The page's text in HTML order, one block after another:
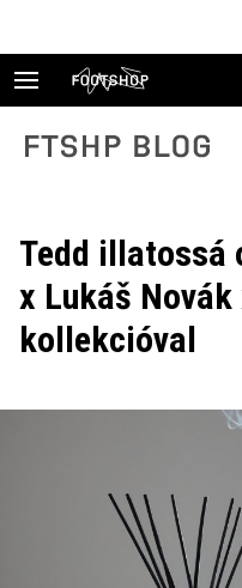
FTSHP blog
Tedd illatossá
x Lukáš
kollekcióval